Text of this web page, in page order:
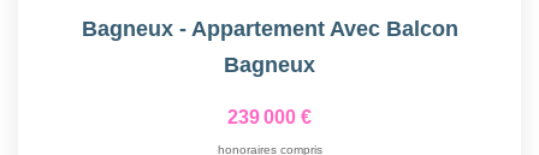
Bagneux - Appartement Avec Balcon
Bagneux
239 000 €
honoraires compris